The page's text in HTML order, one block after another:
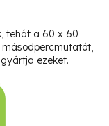
tehát a 60 x 60
ezeket.